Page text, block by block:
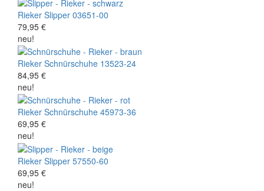
Rieker Slipper 03651-00
79,95 €
neu!
Rieker Schnürschuhe 13523-24
84,95 €
neu!
Rieker Schnürschuhe 45973-36
69,95 €
neu!
Rieker Slipper 57550-60
69,95 €
neu!